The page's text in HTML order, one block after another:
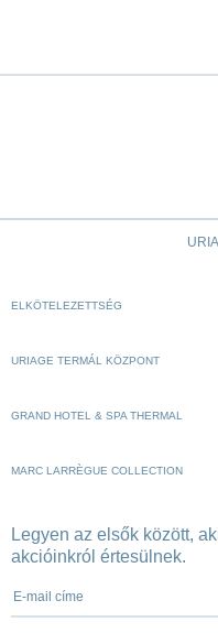
ELKÖTELEZETTSÉG
URIAGE TERMÁL KÖZPONT
GRAND HOTEL & SPA THERMAL
MARC LARRÈGUE COLLECTION
Legyen az elsők között,
akcióinkról értesülnek.
E-mail címe